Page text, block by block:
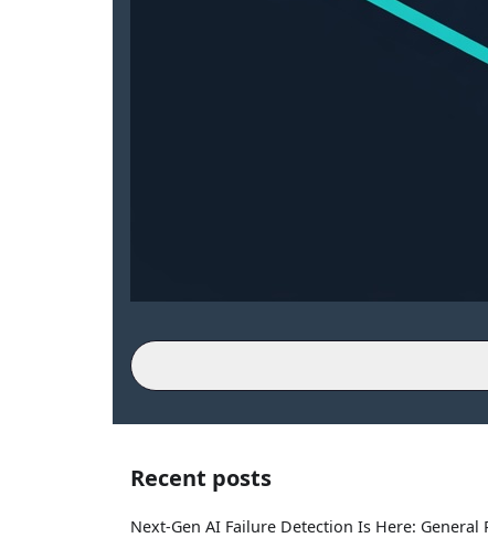
Recent posts
Next-Gen AI Failure Detection Is Here: General